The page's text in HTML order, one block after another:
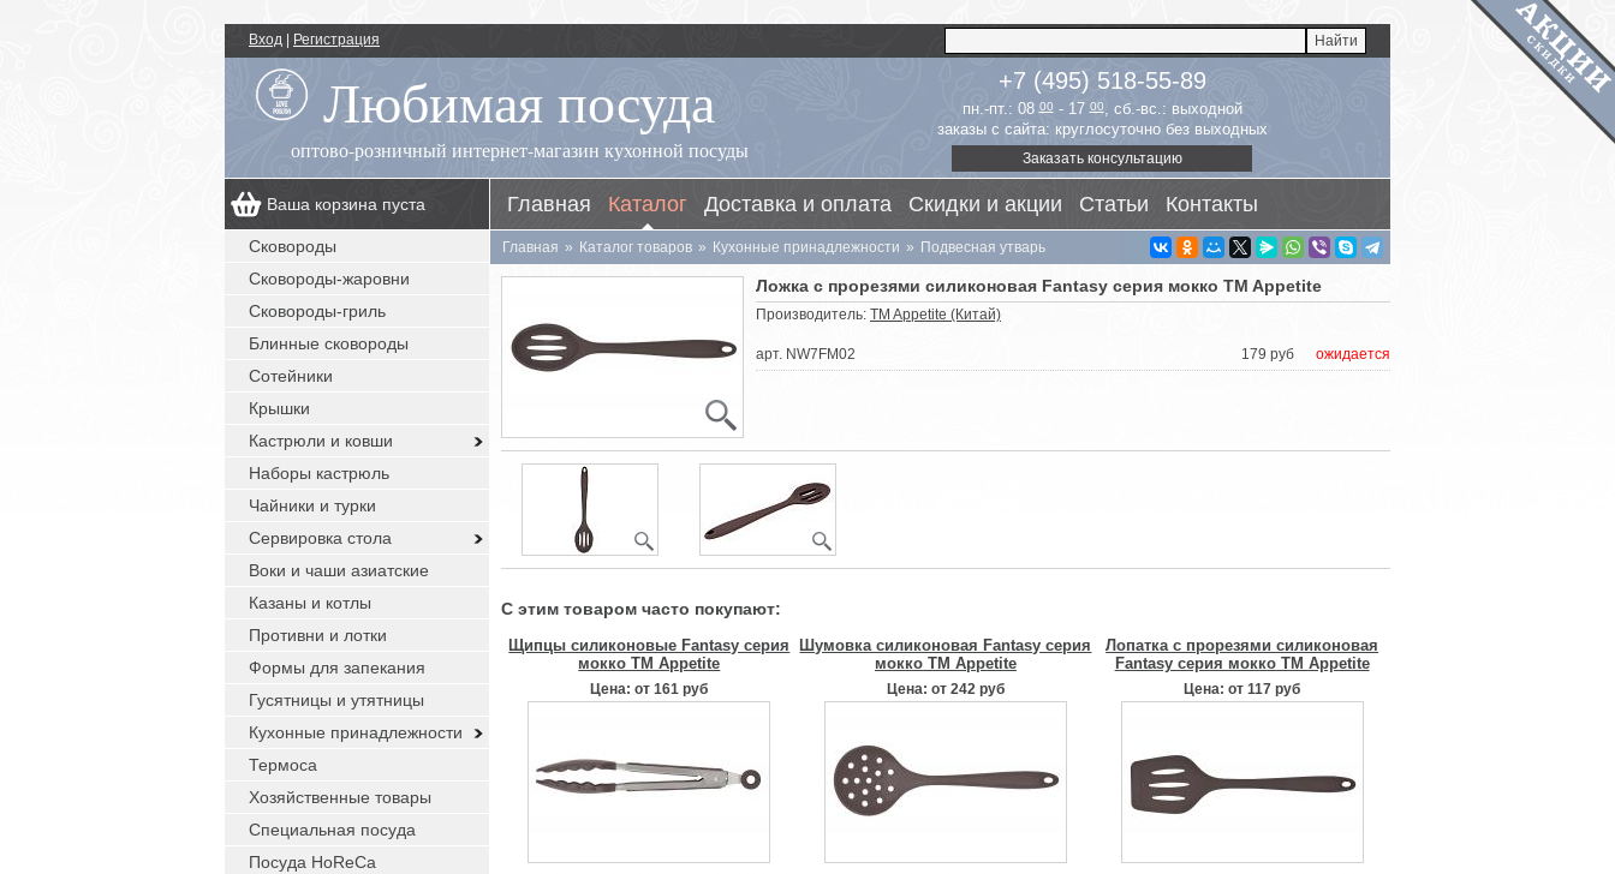
Вход Регистрация
Любимая посуда
оптово-розничный интернет-магазин кухонной посуды
+7 (495) 518-55-89
пн.-пт.: 0800- 1700, сб.-вс.: выходной
заказы с сайта: круглосуточно без выходных
Заказать консультацию
Ваша корзина пуста
+7 (495) 518-55-89
заказы с сайта: круглосуточно без
Главная Каталог Доставка и оплата Скидки и акции Статьи Контакты
Главная » Каталог товаров » Кухонные принадлежности » Подвесная утварь
Ложка с прорезями силиконовая Fantasy серия мокко TM Appetite
Производитель: TM Appetite (Китай)
арт. NW7FM02 ожидается
179 руб
С этим товаром часто покупают:
Щипцы силиконовые Fantasy серия
мокко TM Appetite
Цена: от 161 руб
Шумовка силиконовая Fantasy серия
мокко TM Appetite
Цена: от 242 руб
Лопатка с прорезями силиконовая
Fantasy серия мокко TM Appetite
Цена: от 117 руб
Сковороды
Сковороды-жаровни
Сковороды-гриль
Блинные сковороды
Сотейники
Крышки
Кастрюли и ковши
Наборы кастрюль
Чайники и турки
Сервировка стола
Воки и чаши азиатские
Казаны и котлы
Противни и лотки
Формы для запекания
Гусятницы и утятницы
Кухонные принадлежности
Термоса
Хозяйственные товары
Специальная посуда
Посуда HoReCa